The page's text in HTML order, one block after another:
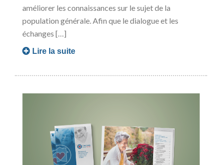
améliorer les connaissances sur le sujet de la
population générale. Afin que le dialogue et les
échanges […]
Lire la suite